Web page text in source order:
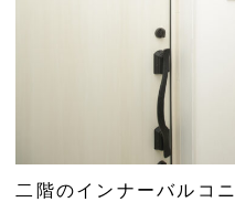
二階のインナーバルコ